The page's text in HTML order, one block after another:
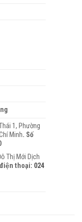
1, Phường
Minh. Số
Thị Mới Dịch
thoại: 024